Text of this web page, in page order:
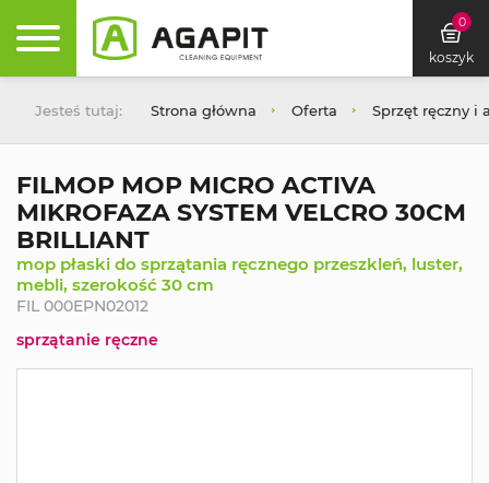
0
koszyk
Jesteś tutaj: Strona główna Oferta Sprzęt ręczny i
FILMOP MOP MICRO ACTIVA
MIKROFAZA SYSTEM VELCRO 30CM
BRILLIANT
mop płaski do sprzątania ręcznego przeszkleń, luster,
mebli, szerokość 30 cm
FIL 000EPN02012
sprzątanie ręczne